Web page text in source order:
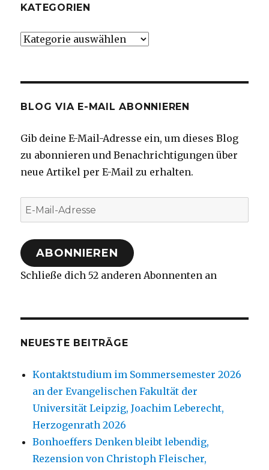
KATEGORIEN
Kategorien
BLOG VIA E-MAIL ABONNIEREN
Gib deine E-Mail-Adresse ein, um dieses Blog
zu abonnieren und Benachrichtigungen über
neue Artikel per E-Mail zu erhalten.
E-
Mail-
Adresse
ABONNIEREN
Schließe dich 52 anderen Abonnenten an
NEUESTE BEITRÄGE
Kontaktstudium im Sommersemester 2026
an der Evangelischen Fakultät der
Universität Leipzig, Joachim Leberecht,
Herzogenrath 2026
Bonhoeffers Denken bleibt lebendig,
Rezension von Christoph Fleischer,